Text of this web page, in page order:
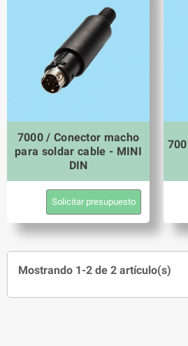
7000 / Conector macho
para soldar cable - MINI
DIN
Solicitar presupuesto
Mostrando 1-2 de 2 artículo(s)